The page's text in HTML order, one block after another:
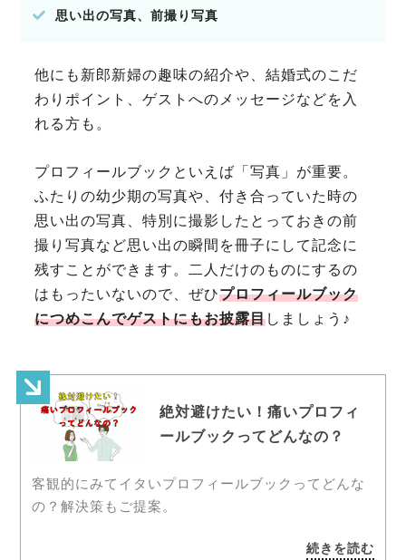
思い出の写真、前撮り写真
他にも新郎新婦の趣味の紹介や、結婚式のこだ
わりポイント、ゲストへのメッセージなどを入
れる方も。
プロフィールブックといえば「写真」が重要。
ふたりの幼少期の写真や、付き合っていた時の
思い出の写真、特別に撮影したとっておきの前
撮り写真など思い出の瞬間を冊子にして記念に
残すことができます。二人だけのものにするの
はもったいないので、ぜひプロフィールブック
につめこんでゲストにもお披露目しましょう♪
絶対避けたい！痛いプロフィ
ールブックってどんなの？
客観的にみてイタいプロフィールブックってどんな
の？解決策もご提案。
続きを読む